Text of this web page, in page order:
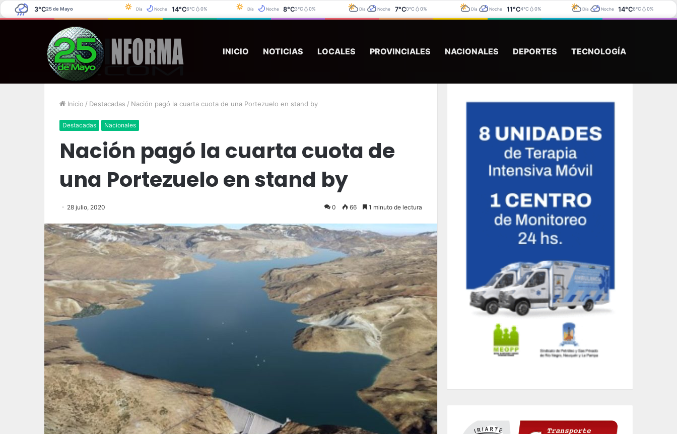
3°C25 de Mayo Día Noche 14°C6°C 0% Día Noche 8°C3°C 0% Día Noche 7°C0°C 0% Día Noche 11°C4°C 0% Día Noche 14°C6°C 0%
INICIO NOTICIAS LOCALES PROVINCIALES NACIONALES DEPORTES TECNOLOGÍA
jueves, agosto 6 2026 Último Momento La Pampa: Se pelearon los familiares y tuvieron que suspender un velatorio
Inicio / Destacadas / Nación pagó la cuarta cuota de una Portezuelo en stand by
Destacadas Nacionales
Nación pagó la cuarta cuota de
una Portezuelo en stand by
28 julio, 2020 0 66 1 minuto de lectura